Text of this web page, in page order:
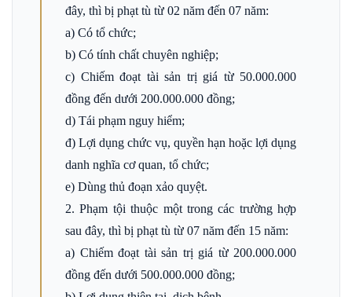
đây, thì bị phạt tù từ 02 năm đến 07 năm:
a) Có tổ chức;
b) Có tính chất chuyên nghiệp;
c) Chiếm đoạt tài sản trị giá từ 50.000.000
đồng đến dưới 200.000.000 đồng;
d) Tái phạm nguy hiểm;
đ) Lợi dụng chức vụ, quyền hạn hoặc lợi dụng
danh nghĩa cơ quan, tổ chức;
e) Dùng thủ đoạn xảo quyệt.
2. Phạm tội thuộc một trong các trường hợp
sau đây, thì bị phạt tù từ 07 năm đến 15 năm:
a) Chiếm đoạt tài sản trị giá từ 200.000.000
đồng đến dưới 500.000.000 đồng;